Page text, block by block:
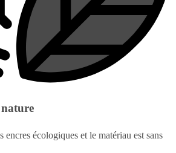
nature
écologiques et le matériau est sans